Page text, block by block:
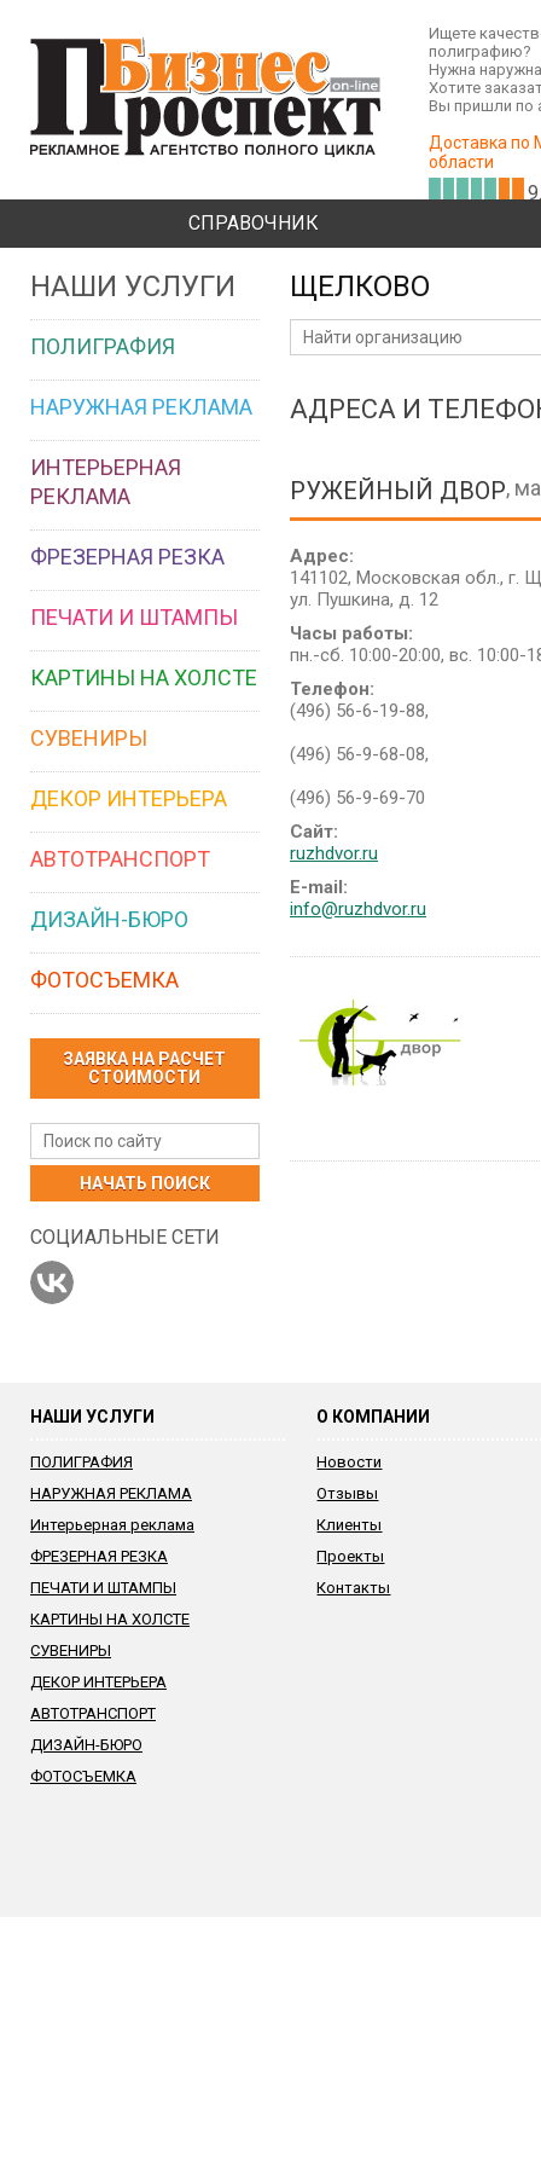
Ищете
полиграфию?
Нужна
Хотите
Вы пришли по
Доставка по
области
СПРАВОЧНИК
НАШИ УСЛУГИ
ПОЛИГРАФИЯ
НАРУЖНАЯ РЕКЛАМА
ИНТЕРЬЕРНАЯ
РЕКЛАМА
ФРЕЗЕРНАЯ РЕЗКА
ПЕЧАТИ И ШТАМПЫ
КАРТИНЫ НА ХОЛСТЕ
СУВЕНИРЫ
ДЕКОР ИНТЕРЬЕРА
АВТОТРАНСПОРТ
ДИЗАЙН-БЮРО
ФОТОСЪЕМКА
ЗАЯВКА НА РАСЧЕТ
СТОИМОСТИ
НАЧАТЬ ПОИСК
СОЦИАЛЬНЫЕ СЕТИ
ЩЕЛКОВО
АДРЕСА И
РУЖЕЙНЫЙ ДВОР,
Адрес:
141102, Московская обл., г.
ул. Пушкина, д. 12
Часы работы:
пн.-сб. 10:00-20:00, вс. 10:00-
Телефон:
(496) 56-6-19-88,
(496) 56-9-68-08,
(496) 56-9-69-70
Сайт:
ruzhdvor.ru
E-mail:
info@ruzhdvor.ru
НАШИ УСЛУГИ
ПОЛИГРАФИЯ
НАРУЖНАЯ РЕКЛАМА
Интерьерная реклама
ФРЕЗЕРНАЯ РЕЗКА
ПЕЧАТИ И ШТАМПЫ
КАРТИНЫ НА ХОЛСТЕ
СУВЕНИРЫ
ДЕКОР ИНТЕРЬЕРА
АВТОТРАНСПОРТ
ДИЗАЙН-БЮРО
ФОТОСЪЕМКА
О КОМПАНИИ
Новости
Отзывы
Клиенты
Проекты
Контакты